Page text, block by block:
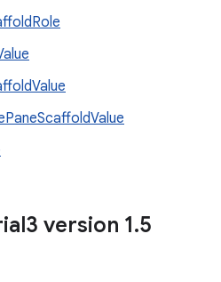
version 1.5